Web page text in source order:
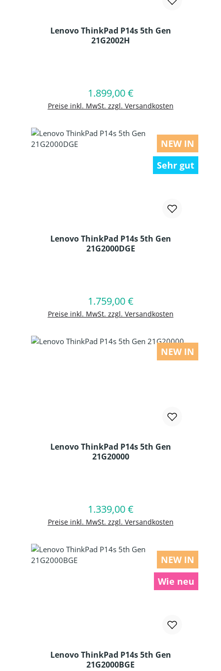
Lenovo ThinkPad P14s 5th Gen
21G2002H
Regulärer Preis:
1.899,00 €
Preise inkl. MwSt. zzgl. Versandkosten
In den Warenkorb
NEW IN
Sehr gut
Lenovo ThinkPad P14s 5th Gen
21G2000DGE
Regulärer Preis:
1.759,00 €
Preise inkl. MwSt. zzgl. Versandkosten
In den Warenkorb
NEW IN
Lenovo ThinkPad P14s 5th Gen
21G20000
Regulärer Preis:
1.339,00 €
Preise inkl. MwSt. zzgl. Versandkosten
In den Warenkorb
NEW IN
Wie neu
Lenovo ThinkPad P14s 5th Gen
21G2000BGE